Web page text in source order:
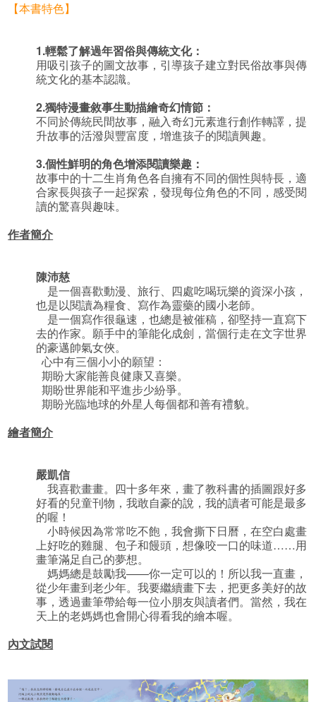
【本書特色】
1.輕鬆了解過年習俗與傳統文化：
用吸引孩子的圖文故事，引導孩子建立對民俗故事與傳
統文化的基本認識。
2.獨特漫畫敘事生動描繪奇幻情節：
不同於傳統民間故事，融入奇幻元素進行創作轉譯，提
升故事的活潑與豐富度，增進孩子的閱讀興趣。
3.個性鮮明的角色增添閱讀樂趣：
故事中的十二生肖角色各自擁有不同的個性與特長，適
合家長與孩子一起探索，發現每位角色的不同，感受閱
讀的驚喜與趣味。
作者簡介
陳沛慈
是一個喜歡動漫、旅行、四處吃喝玩樂的資深小孩，
也是以閱讀為糧食、寫作為靈藥的國小老師。
是一個寫作很龜速，也總是被催稿，卻堅持一直寫下
去的作家。願手中的筆能化成劍，當個行走在文字世界
的豪邁帥氣女俠。
心中有三個小小的願望：
期盼大家能善良健康又喜樂。
期盼世界能和平進步少紛爭。
期盼光臨地球的外星人每個都和善有禮貌。
繪者簡介
嚴凱信
我喜歡畫畫。四十多年來，畫了教科書的插圖跟好多
好看的兒童刊物，我敢自豪的說，我的讀者可能是最多
的喔！
小時候因為常常吃不飽，我會撕下日曆，在空白處畫
上好吃的雞腿、包子和饅頭，想像咬一口的味道……用
畫筆滿足自己的夢想。
媽媽總是鼓勵我——你一定可以的！所以我一直畫，
從少年畫到老少年。我要繼續畫下去，把更多美好的故
事，透過畫筆帶給每一位小朋友與讀者們。當然，我在
天上的老媽媽也會開心得看我的繪本喔。
內文試閱